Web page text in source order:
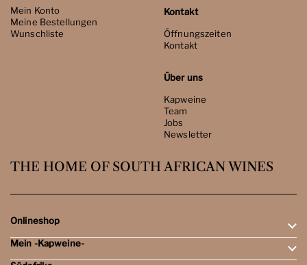
Mein Konto
Meine Bestellungen
Wunschliste
Kontakt
Öffnungszeiten
Kontakt
Über uns
Kapweine
Team
Jobs
Newsletter
THE HOME OF SOUTH AFRICAN WINES
Onlineshop
Rotweine
Weissweine
Mein -Kapweine-